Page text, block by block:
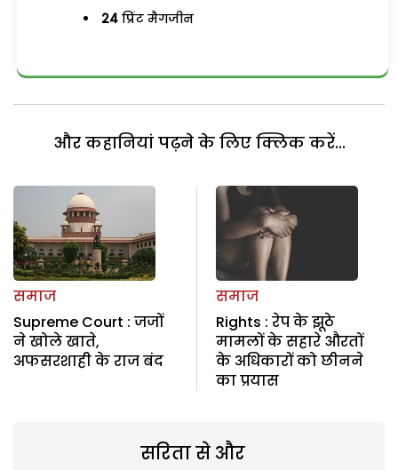
24 प्रिंट मैगजीन
और कहानियां पढ़ने के लिए क्लिक करें...
समाज
Supreme Court : जजों
ने खोले खाते,
अफसरशाही के राज बंद
समाज
Rights : रेप के झूठे
मामलों के सहारे औरतों
के अधिकारों को छीनने
का प्रयास
सरिता से और